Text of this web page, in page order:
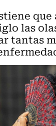
las
tantas